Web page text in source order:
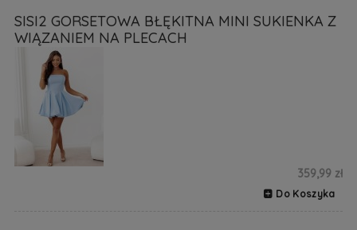
SISI2 GORSETOWA BŁĘKITNA MINI SUKIENKA Z
WIĄZANIEM NA PLECACH
359,99 zł
Do Koszyka